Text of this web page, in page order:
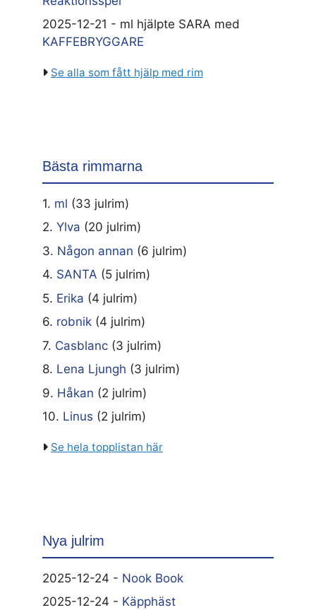
2025-12-21 - ml hjälpte SARA med
KAFFEBRYGGARE
Se alla som fått hjälp med rim
Bästa rimmarna
1. ml (33 julrim)
2. Ylva (20 julrim)
3. Någon annan (6 julrim)
4. SANTA (5 julrim)
5. Erika (4 julrim)
6. robnik (4 julrim)
7. Casblanc (3 julrim)
8. Lena Ljungh (3 julrim)
9. Håkan (2 julrim)
10. Linus (2 julrim)
Se hela topplistan här
Nya julrim
2025-12-24 - Nook Book
2025-12-24 - Käpphäst